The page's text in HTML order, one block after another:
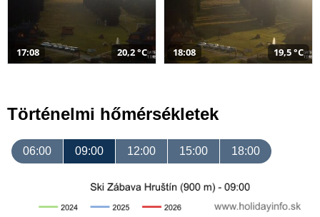
17:08 20,2 °C 18:08 19,5 °C
Történelmi hőmérsékletek
06:00 09:00 12:00 15:00 18:00